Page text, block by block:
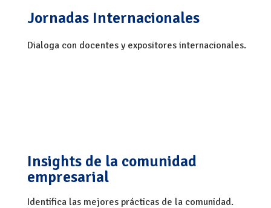
Jornadas Internacionales
Dialoga con docentes y expositores internacionales.
Insights de la comunidad
empresarial
Identifica las mejores prácticas de la comunidad.